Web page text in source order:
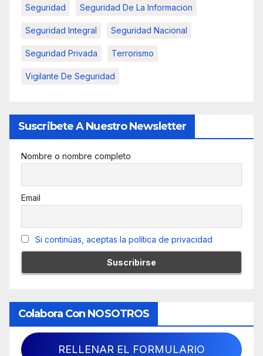
Seguridad Seguridad De La Informacion
Seguridad Integral Seguridad Nacional
Seguridad Privada Terrorismo
Vigilante De Seguridad
Suscribete A Nuestro Newsletter
Nombre o nombre completo
Email
Si continúas, aceptas la política de privacidad
Colabora Con NOSOTROS
RELLENAR EL FORMULARIO